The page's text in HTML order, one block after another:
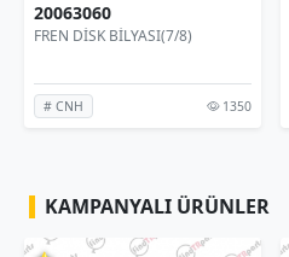
20063060
FREN DİSK BİLYASI(7/8)
# CNH 1350
KAMPANYALI ÜRÜNLER